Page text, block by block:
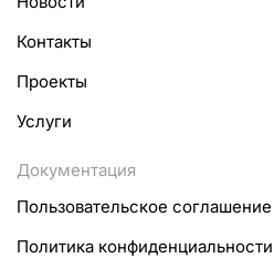
Контакты
Проекты
Услуги
Документация
Пользовательское соглашение
Политика конфиденциальности